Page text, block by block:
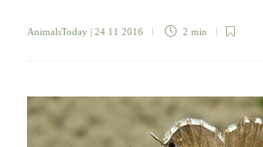
AnimalsToday | 24 11 2016 2 min